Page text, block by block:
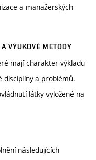
a manažerských
VÝUKOVÉ METODY
mají charakter výkladu
disciplíny a problémů.
látky vyložené na
následujících